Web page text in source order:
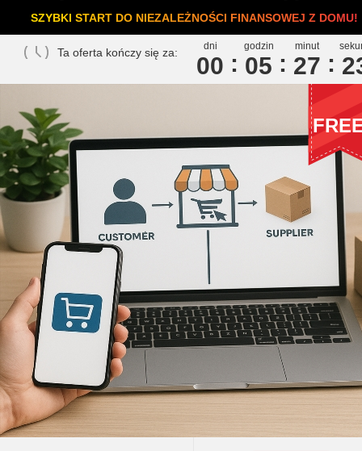
SZYBKI START DO NIEZALEŻNOŚCI FINANSOWEJ Z DOMU!
Ta oferta kończy się za: dni
00
godzin
05
minut
27 2